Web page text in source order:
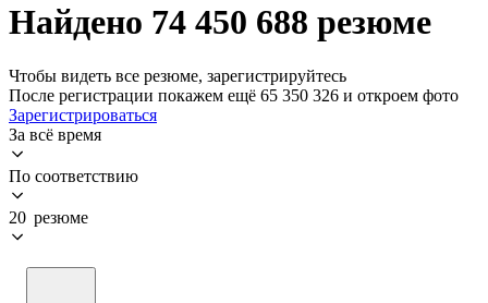
Найдено 74 450 688 резюме
Чтобы видеть все резюме, зарегистрируйтесь
После регистрации покажем ещё 65 350 326 и откроем фото
Зарегистрироваться
За всё время
По соответствию
20 резюме